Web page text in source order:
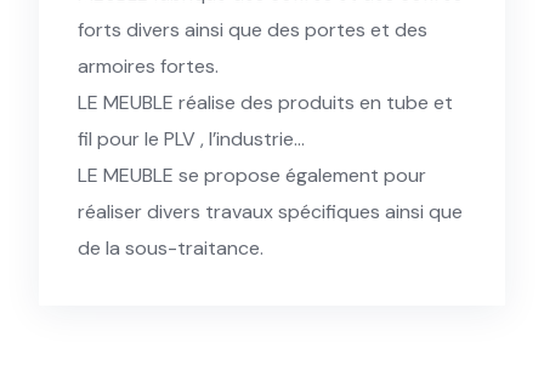
forts divers ainsi que des portes et des
armoires fortes.
LE MEUBLE réalise des produits en tube et
fil pour le PLV , l’industrie…
LE MEUBLE se propose également pour
réaliser divers travaux spécifiques ainsi que
de la sous-traitance.